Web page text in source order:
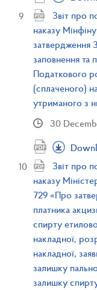
Звіт про
наказу
затвердження
заповнення та
Податкового
(сплаченого)
утриманого з
30
Звіт про
наказу
729 «Про
платника
спирту
накладної,
накладної,
залишку
залишку